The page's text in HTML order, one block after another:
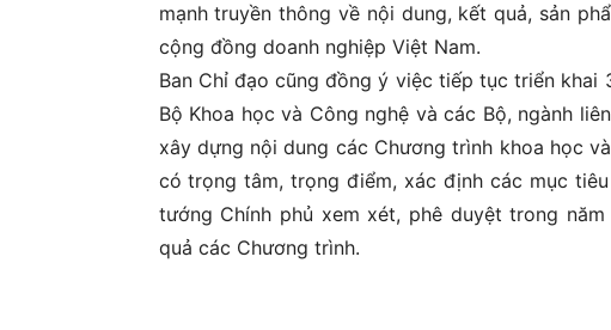
mạnh truyền thông về nội dung, kết quả, sản
cộng đồng doanh nghiệp Việt Nam.
Ban Chỉ đạo cũng đồng ý việc tiếp tục triển
Bộ Khoa học và Công nghệ và các Bộ, ngành
xây dựng nội dung các Chương trình khoa học
có trọng tâm, trọng điểm, xác định các mục
tướng Chính phủ xem xét, phê duyệt trong
quả các Chương trình.